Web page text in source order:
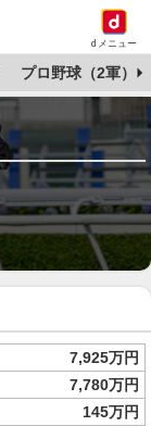
dメニュー
プロ野球（2軍）
7,925万円
7,780万円
145万円